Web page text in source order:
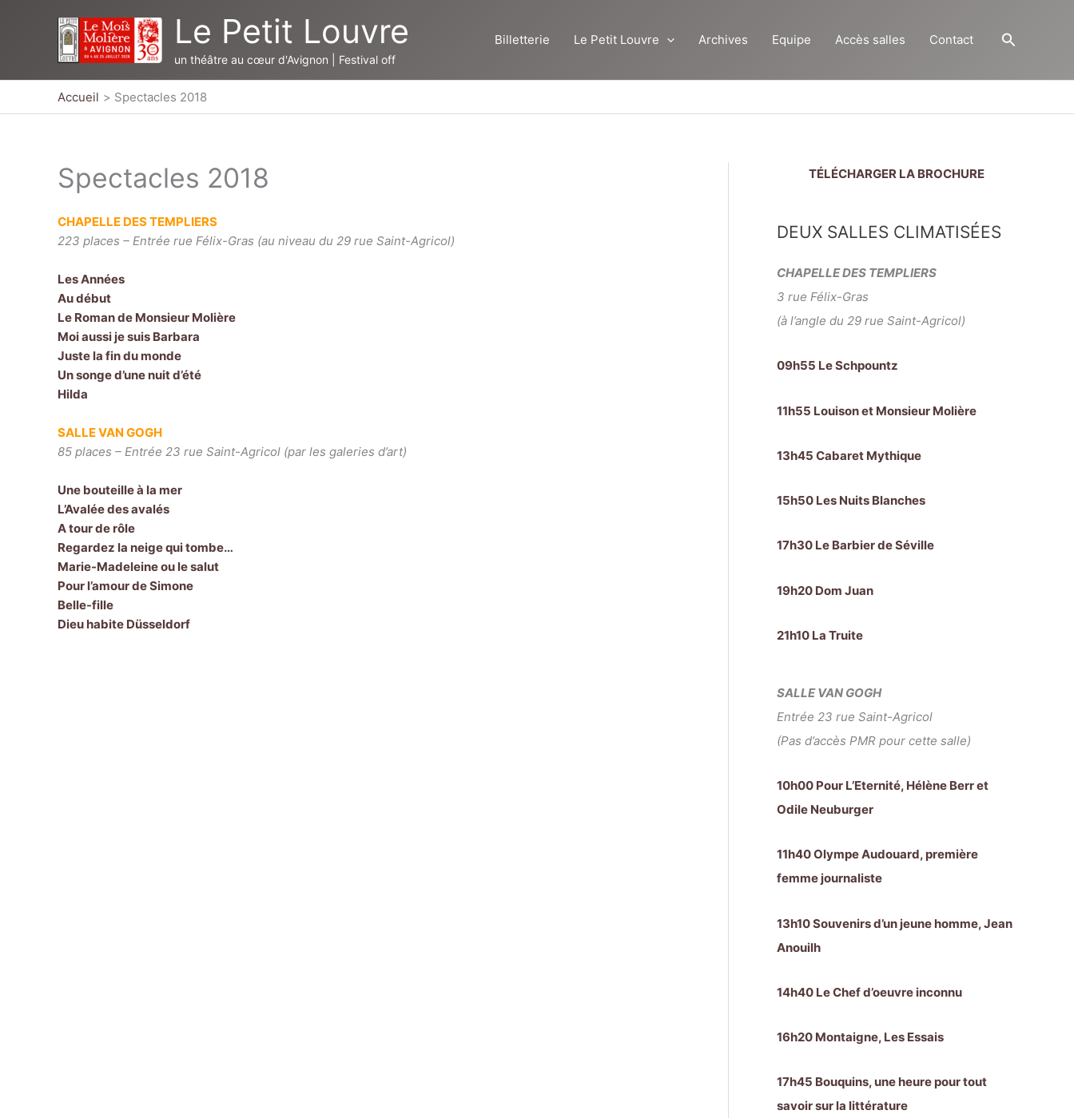
Le Petit Louvre
un théâtre au cœur d'Avignon | Festival off
Billetterie Le Petit Louvre Archives Equipe Accès salles Contact
Accueil Spectacles 2018
Spectacles 2018
CHAPELLE DES TEMPLIERS
223 places – Entrée rue Félix-Gras (au niveau du 29 rue Saint-Agricol)
Les Années
Au début
Le Roman de Monsieur Molière
Moi aussi je suis Barbara
Juste la fin du monde
Un songe d’une nuit d’été
Hilda
SALLE VAN GOGH
85 places – Entrée 23 rue Saint-Agricol (par les galeries d’art)
Une bouteille à la mer
L’Avalée des avalés
A tour de rôle
Regardez la neige qui tombe…
Marie-Madeleine ou le salut
Pour l’amour de Simone
Belle-fille
Dieu habite Düsseldorf
TÉLÉCHARGER LA BROCHURE
DEUX SALLES CLIMATISÉES
CHAPELLE DES TEMPLIERS
3 rue Félix-Gras
(à l’angle du 29 rue Saint-Agricol)
09h55 Le Schpountz
11h55 Louison et Monsieur Molière
13h45 Cabaret Mythique
15h50 Les Nuits Blanches
17h30 Le Barbier de Séville
19h20 Dom Juan
21h10 La Truite
SALLE VAN GOGH
Entrée 23 rue Saint-Agricol
(Pas d’accès PMR pour cette salle)
10h00 Pour L’Eternité, Hélène Berr et
Odile Neuburger
11h40 Olympe Audouard, première
femme journaliste
13h10 Souvenirs d’un jeune homme, Jean
Anouilh
14h40 Le Chef d’oeuvre inconnu
16h20 Montaigne, Les Essais
17h45 Bouquins, une heure pour tout
savoir sur la littérature